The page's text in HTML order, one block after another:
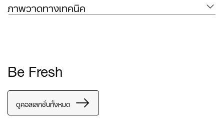
ภาพวาดทางเทคนิค
Be Fresh
ดูคอลเลกชั่นทั้งหมด